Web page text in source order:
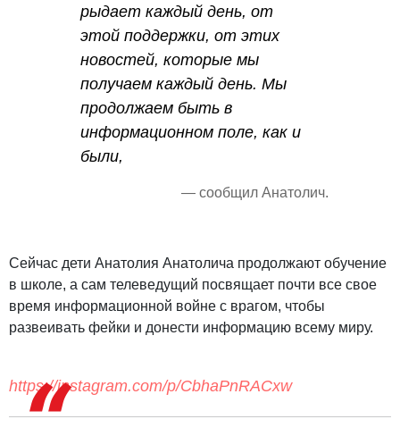
рыдает каждый день, от
этой поддержки, от этих
новостей, которые мы
получаем каждый день. Мы
продолжаем быть в
информационном поле, как и
были,
— сообщил Анатолич.
Сейчас дети Анатолия Анатолича продолжают обучение
в школе, а сам телеведущий посвящает почти все свое
время информационной войне с врагом, чтобы
развеивать фейки и донести информацию всему миру.
https://instagram.com/p/CbhaPnRACxw